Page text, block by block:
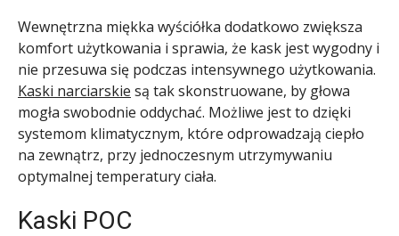
Wewnętrzna miękka wyściółka dodatkowo zwiększa
komfort użytkowania i sprawia, że kask jest wygodny i
nie przesuwa się podczas intensywnego użytkowania.
Kaski narciarskie są tak skonstruowane, by głowa
mogła swobodnie oddychać. Możliwe jest to dzięki
systemom klimatycznym, które odprowadzają ciepło
na zewnątrz, przy jednoczesnym utrzymywaniu
optymalnej temperatury ciała.
Kaski POC